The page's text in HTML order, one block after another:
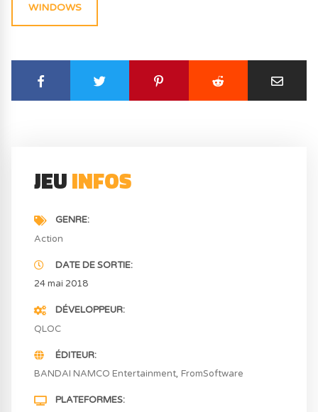
WINDOWS
JEUINFOS
GENRE
Action
DATE DE SORTIE
24 mai 2018
DÉVELOPPEUR
QLOC
ÉDITEUR
BANDAI NAMCO Entertainment FromSoftware
PLATEFORMES